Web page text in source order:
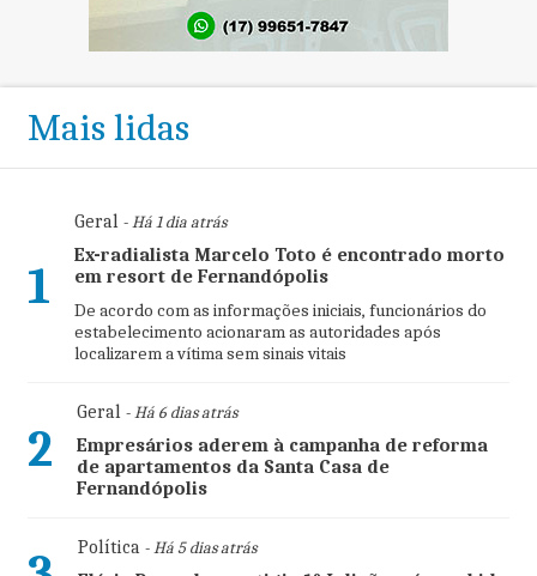
Mais lidas
1
Geral- Há 1 dia atrás
Ex-radialista Marcelo Toto é encontrado morto
em resort de Fernandópolis
De acordo com as informações iniciais, funcionários do
estabelecimento acionaram as autoridades após
localizarem a vítima sem sinais vitais
2
Geral- Há 6 dias atrás
Empresários aderem à campanha de reforma
de apartamentos da Santa Casa de
Fernandópolis
Política- Há 5 dias atrás